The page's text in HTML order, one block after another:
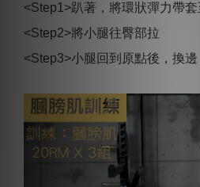
<Step1>趴著，將環狀彈力帶
<Step2>將小腿往臀部拉
<Step3>小腿回到原點後，換邊